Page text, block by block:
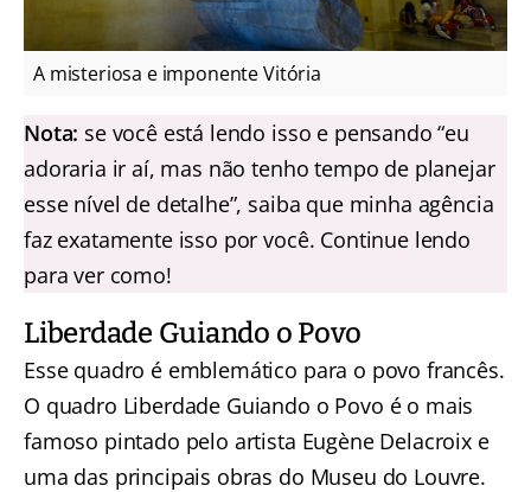
A misteriosa e imponente Vitória
Nota: se você está lendo isso e pensando “eu
adoraria ir aí, mas não tenho tempo de planejar
esse nível de detalhe”, saiba que minha agência
faz exatamente isso por você. Continue lendo
para ver como!
Liberdade Guiando o Povo
Esse quadro é emblemático para o povo francês.
O quadro Liberdade Guiando o Povo é o mais
famoso pintado pelo artista Eugène Delacroix e
uma das principais obras do Museu do Louvre.